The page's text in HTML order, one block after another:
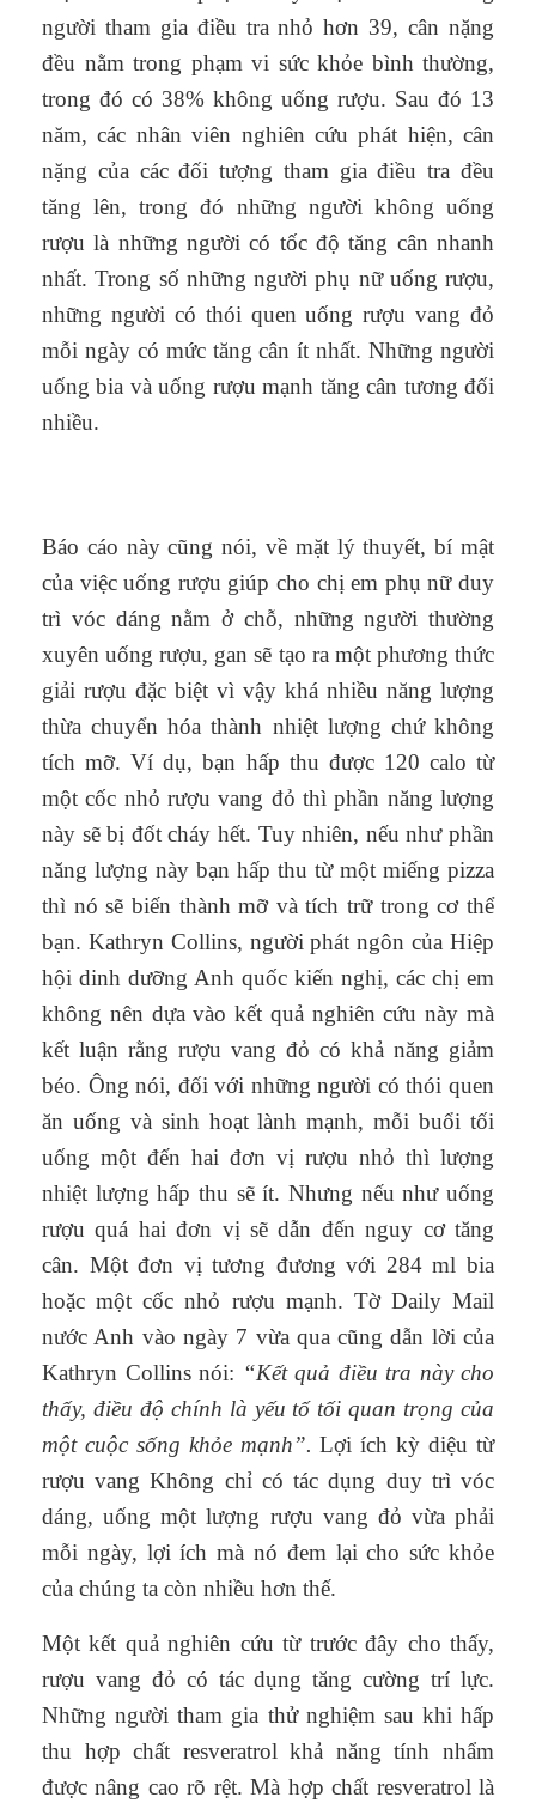
người tham gia điều tra nhỏ hơn 39, cân nặng
đều nằm trong phạm vi sức khỏe bình thường,
trong đó có 38% không uống rượu. Sau đó 13
năm, các nhân viên nghiên cứu phát hiện, cân
nặng của các đối tượng tham gia điều tra đều
tăng lên, trong đó những người không uống
rượu là những người có tốc độ tăng cân nhanh
nhất. Trong số những người phụ nữ uống rượu,
những người có thói quen uống rượu vang đỏ
mỗi ngày có mức tăng cân ít nhất. Những người
uống bia và uống rượu mạnh tăng cân tương đối
nhiều.
Báo cáo này cũng nói, về mặt lý thuyết, bí mật
của việc uống rượu giúp cho chị em phụ nữ duy
trì vóc dáng nằm ở chỗ, những người thường
xuyên uống rượu, gan sẽ tạo ra một phương thức
giải rượu đặc biệt vì vậy khá nhiều năng lượng
thừa chuyển hóa thành nhiệt lượng chứ không
tích mỡ. Ví dụ, bạn hấp thu được 120 calo từ
một cốc nhỏ rượu vang đỏ thì phần năng lượng
này sẽ bị đốt cháy hết. Tuy nhiên, nếu như phần
năng lượng này bạn hấp thu từ một miếng pizza
thì nó sẽ biến thành mỡ và tích trữ trong cơ thể
bạn. Kathryn Collins, người phát ngôn của Hiệp
hội dinh dưỡng Anh quốc kiến nghị, các chị em
không nên dựa vào kết quả nghiên cứu này mà
kết luận rằng rượu vang đỏ có khả năng giảm
béo. Ông nói, đối với những người có thói quen
ăn uống và sinh hoạt lành mạnh, mỗi buổi tối
uống một đến hai đơn vị rượu nhỏ thì lượng
nhiệt lượng hấp thu sẽ ít. Nhưng nếu như uống
rượu quá hai đơn vị sẽ dẫn đến nguy cơ tăng
cân. Một đơn vị tương đương với 284 ml bia
hoặc một cốc nhỏ rượu mạnh. Tờ Daily Mail
nước Anh vào ngày 7 vừa qua cũng dẫn lời của
Kathryn Collins nói: “Kết quả điều tra này cho
thấy, điều độ chính là yếu tố tối quan trọng của
một cuộc sống khỏe mạnh”.Lợi ích kỳ diệu từ
rượu vang Không chỉ có tác dụng duy trì vóc
dáng, uống một lượng rượu vang đỏ vừa phải
mỗi ngày, lợi ích mà nó đem lại cho sức khỏe
của chúng ta còn nhiều hơn thế.
Một kết quả nghiên cứu từ trước đây cho thấy,
rượu vang đỏ có tác dụng tăng cường trí lực.
Những người tham gia thử nghiệm sau khi hấp
thu hợp chất resveratrol khả năng tính nhẩm
được nâng cao rõ rệt. Mà hợp chất resveratrol là